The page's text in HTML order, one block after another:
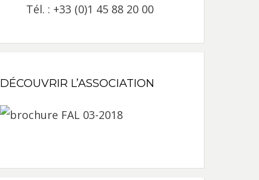
Tél. : +33 (0)1 45 88 20 00
DÉCOUVRIR L’ASSOCIATION